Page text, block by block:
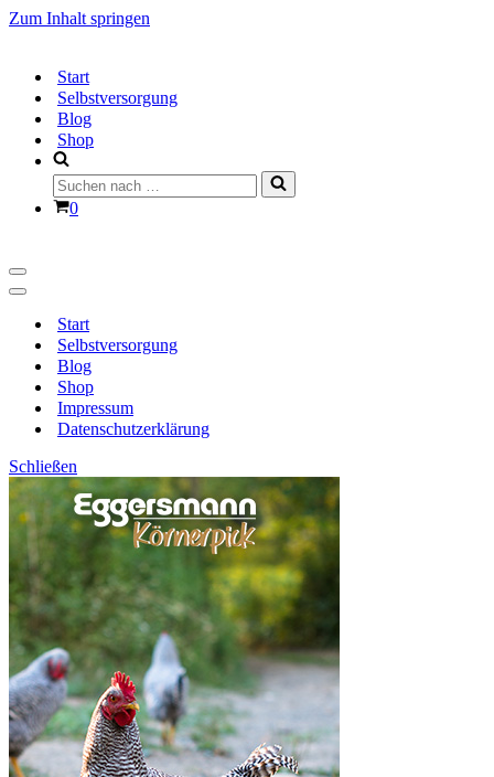
Zum Inhalt springen
Start
Selbstversorgung
Blog
Shop
Suchen
nach …
Warenkorb
0
Navigationsmenü
Navigationsmenü
Start
Selbstversorgung
Blog
Shop
Impressum
Datenschutzerklärung
Schließen